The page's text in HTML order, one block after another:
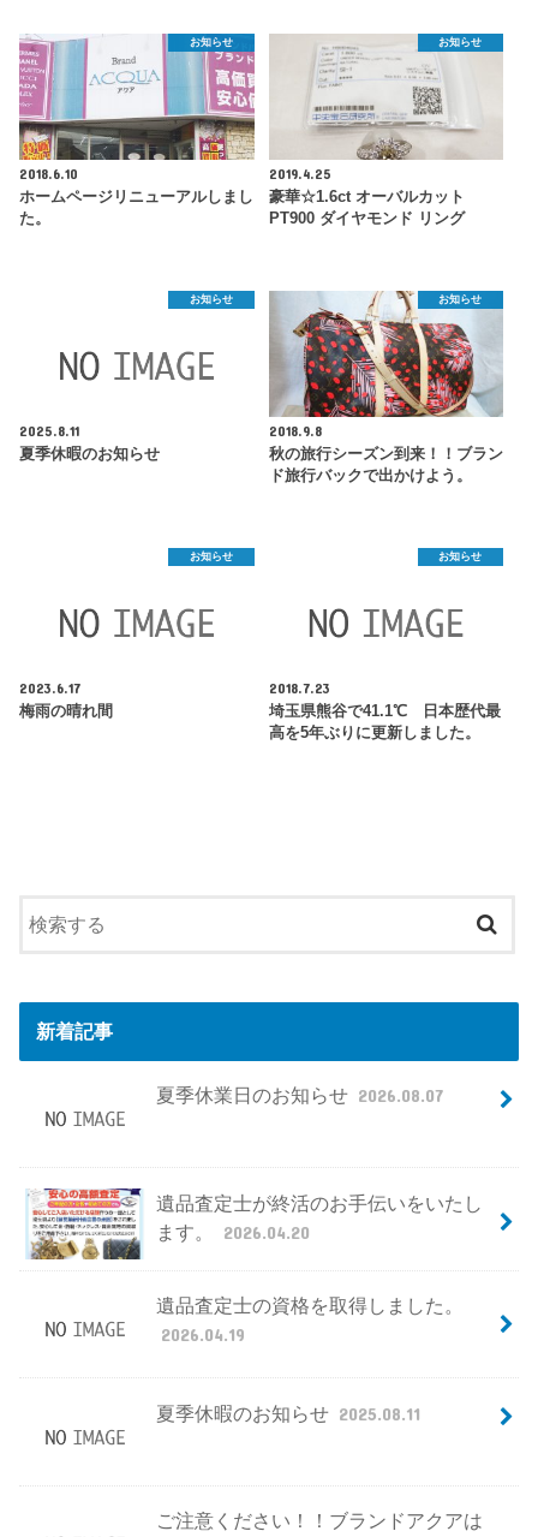
お知らせ
2018.6.10
ホームページリニューアルしまし
た。
お知らせ
2019.4.25
豪華☆1.6ct オーバルカット
PT900 ダイヤモンド リング
お知らせ
2025.8.11
夏季休暇のお知らせ
お知らせ
2018.9.8
秋の旅行シーズン到来！！ブラン
ド旅行バックで出かけよう。
お知らせ
2023.6.17
梅雨の晴れ間
お知らせ
2018.7.23
埼玉県熊谷で41.1℃ 日本歴代最
高を5年ぶりに更新しました。
新着記事
夏季休業日のお知らせ 2026.08.07
遺品査定士が終活のお手伝いをいたし
ます。
2026.04.20
遺品査定士の資格を取得しました。
2026.04.19
夏季休暇のお知らせ 2025.08.11
ご注意ください！！ブランドアクアは